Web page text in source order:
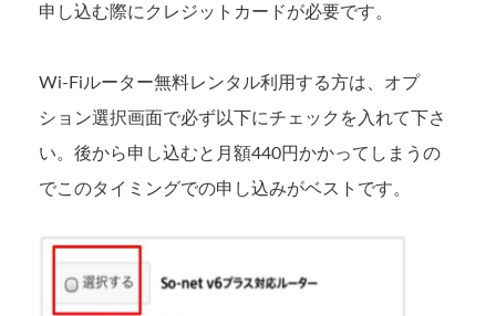
申し込む際にクレジットカードが必要です。
Wi-Fiルーター無料レンタル利用する方は、オプ
ション選択画面で必ず以下にチェックを入れて下さ
い。後から申し込むと月額440円かかってしまうの
でこのタイミングでの申し込みがベストです。